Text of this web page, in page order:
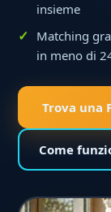
insieme
Matching
in meno di
Trova una
Come